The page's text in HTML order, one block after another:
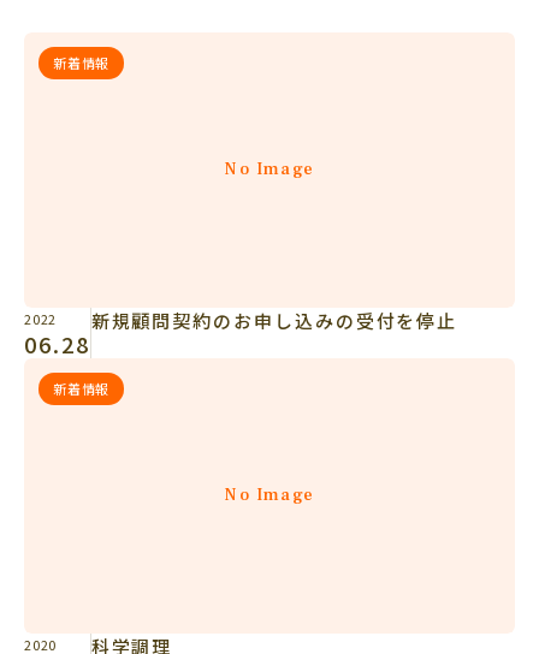
No Image
新着情報
2022
06.28
新規顧問契約のお申し込みの受付を停止
No Image
新着情報
2020 科学調理